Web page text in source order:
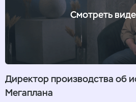
Смотреть
Директор производства об
Мегаплана